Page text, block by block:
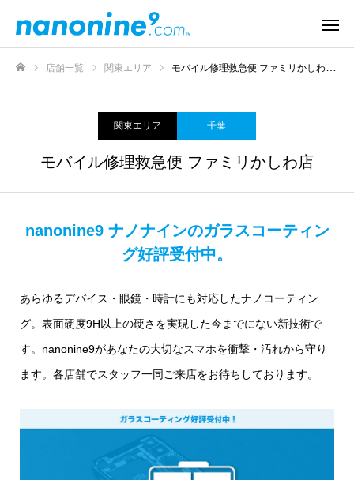
店舗一覧 関東エリア モバイル修理救急便 ファミリかしわ店
関東エリア 千葉
モバイル修理救急便 ファミリかしわ店
nanonine9 ナノナインのガラスコーティン
グ好評受付中。
あらゆるデバイス・眼鏡・時計にも対応したナノコーティン
グ。表面硬度9H以上の硬さを実現した今までにない新技術で
す。nanonine9があなたの大切なスマホを衝撃・汚れから守り
ます。各店舗でスタッフ一同ご来店をお待ちしております。